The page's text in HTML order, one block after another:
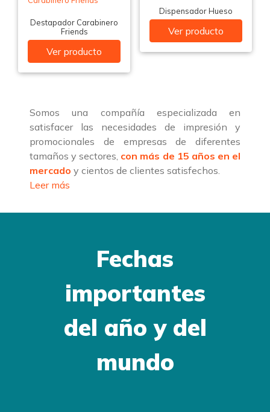
Destapador Carabinero
Friends
Ver producto
Dispensador Hueso
Ver producto
Somos una compañía especializada en
satisfacer las necesidades de impresión y
promocionales de empresas de diferentes
tamaños y sectores, con más de 15 años en el
mercado y cientos de clientes satisfechos.
Leer más
Fechas
importantes
del año y del
mundo